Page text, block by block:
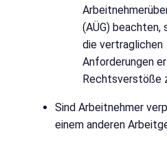
(AÜG) beachten,
die vertraglichen
Anforderungen
Rechtsverstöße
Sind Arbeitnehmer
einem anderen